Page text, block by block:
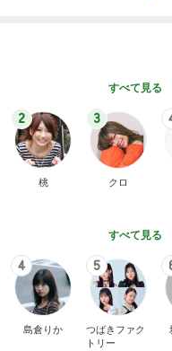
すべて見る
2
桃
3
クロ
すべて見る
4
島倉りか
5
つばきファク
トリー